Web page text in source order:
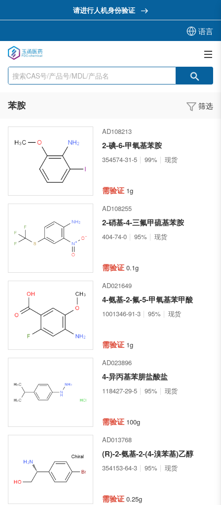
请进行人机身份验证
语言
苯胺 筛选
AD108213
2-碘-6-甲氧基苯胺
354574-31-5 99% 现货
需验证 1g
AD108255
2-硝基-4-三氟甲硫基苯胺
404-74-0 95% 现货
需验证 0.1g
AD021649
4-氨基-2-氟-5-甲氧基苯甲酸
1001346-91-3 95% 现货
需验证 1g
AD023896
4-异丙基苯肼盐酸盐
118427-29-5 95% 现货
需验证 100g
AD013768
(R)-2-氨基-2-(4-溴苯基)乙醇
354153-64-3 95% 现货
需验证 0.25g